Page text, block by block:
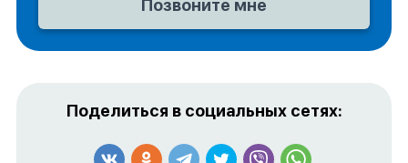
Поделиться в социальных сетях: